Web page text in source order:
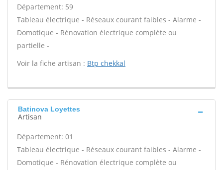
Département: 59
Tableau électrique - Réseaux courant faibles - Alarme -
Domotique - Rénovation électrique complète ou
partielle -
Voir la fiche artisan : Btp chekkal
Batinova Loyettes
Artisan
Département: 01
Tableau électrique - Réseaux courant faibles - Alarme -
Domotique - Rénovation électrique complète ou